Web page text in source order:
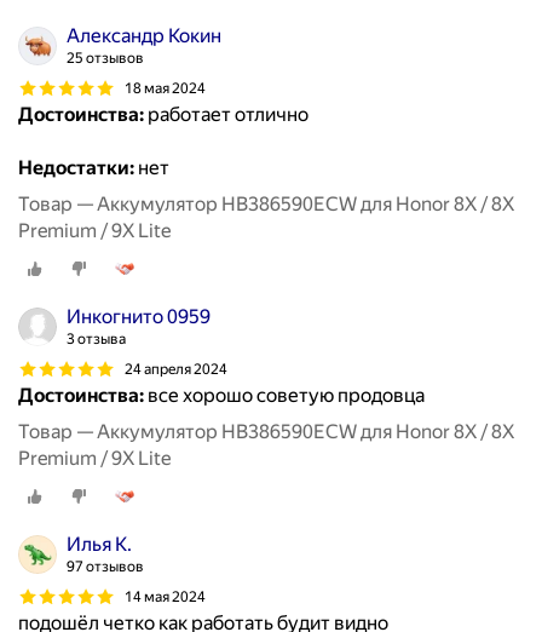
Александр Кокин
25 отзывов
18 мая 2024
Достоинства: работает отлично
Недостатки: нет
Товар — Аккумулятор HB386590ECW для Honor 8X / 8X
Premium / 9X Lite
Инкогнито 0959
3 отзыва
24 апреля 2024
Достоинства: все хорошо советую продовца
Товар — Аккумулятор HB386590ECW для Honor 8X / 8X
Premium / 9X Lite
Илья К.
97 отзывов
14 мая 2024
подошёл четко как работать будит видно